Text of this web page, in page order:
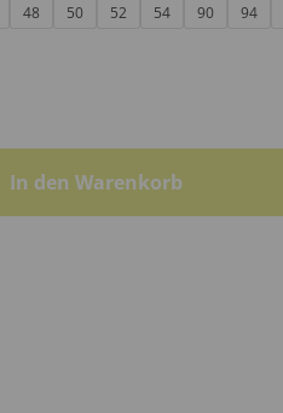
48 50 52 54 90 94
In den Warenkorb